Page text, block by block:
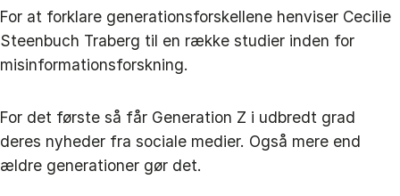
For at forklare generationsforskellene henviser Cecilie
Steenbuch Traberg til en række studier inden for
misinformationsforskning.
For det første så får Generation Z i udbredt grad
deres nyheder fra sociale medier. Også mere end
ældre generationer gør det.